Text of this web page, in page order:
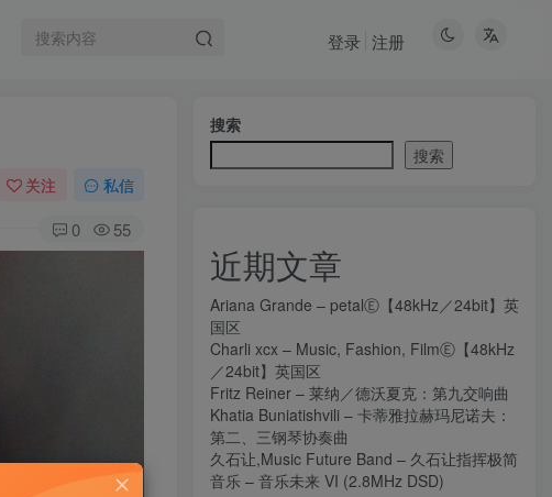
登录 注册
关注 私信
0 55
搜索
搜索
近期文章
Ariana Grande – petalⒺ【48kHz／24bit】英
国区
Charli xcx – Music, Fashion, FilmⒺ【48kHz
／24bit】英国区
Fritz Reiner – 莱纳／德沃夏克：第九交响曲
Khatia Buniatishvili – 卡蒂雅拉赫玛尼诺夫：
第二、三钢琴协奏曲
久石让,Music Future Band – 久石让指挥极简
音乐 – 音乐未来 VI (2.8MHz DSD)